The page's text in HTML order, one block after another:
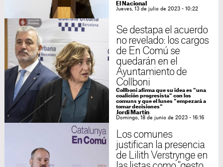
El Nacional
Jueves, 13 de julio de 2023 - 10:22
Se destapa el acuerdo
no revelado: los cargos
de En Comú se
quedarán en el
Ayuntamiento de
Collboni
Collboni afirma que su idea es "una
coalición progresista" con los
comuns y que el lunes "empezará a
tomar decisiones"
Jordi Martín
Domingo, 18 de junio de 2023 - 16:16
Los comunes
justifican la presencia
de Lilith Verstrynge en